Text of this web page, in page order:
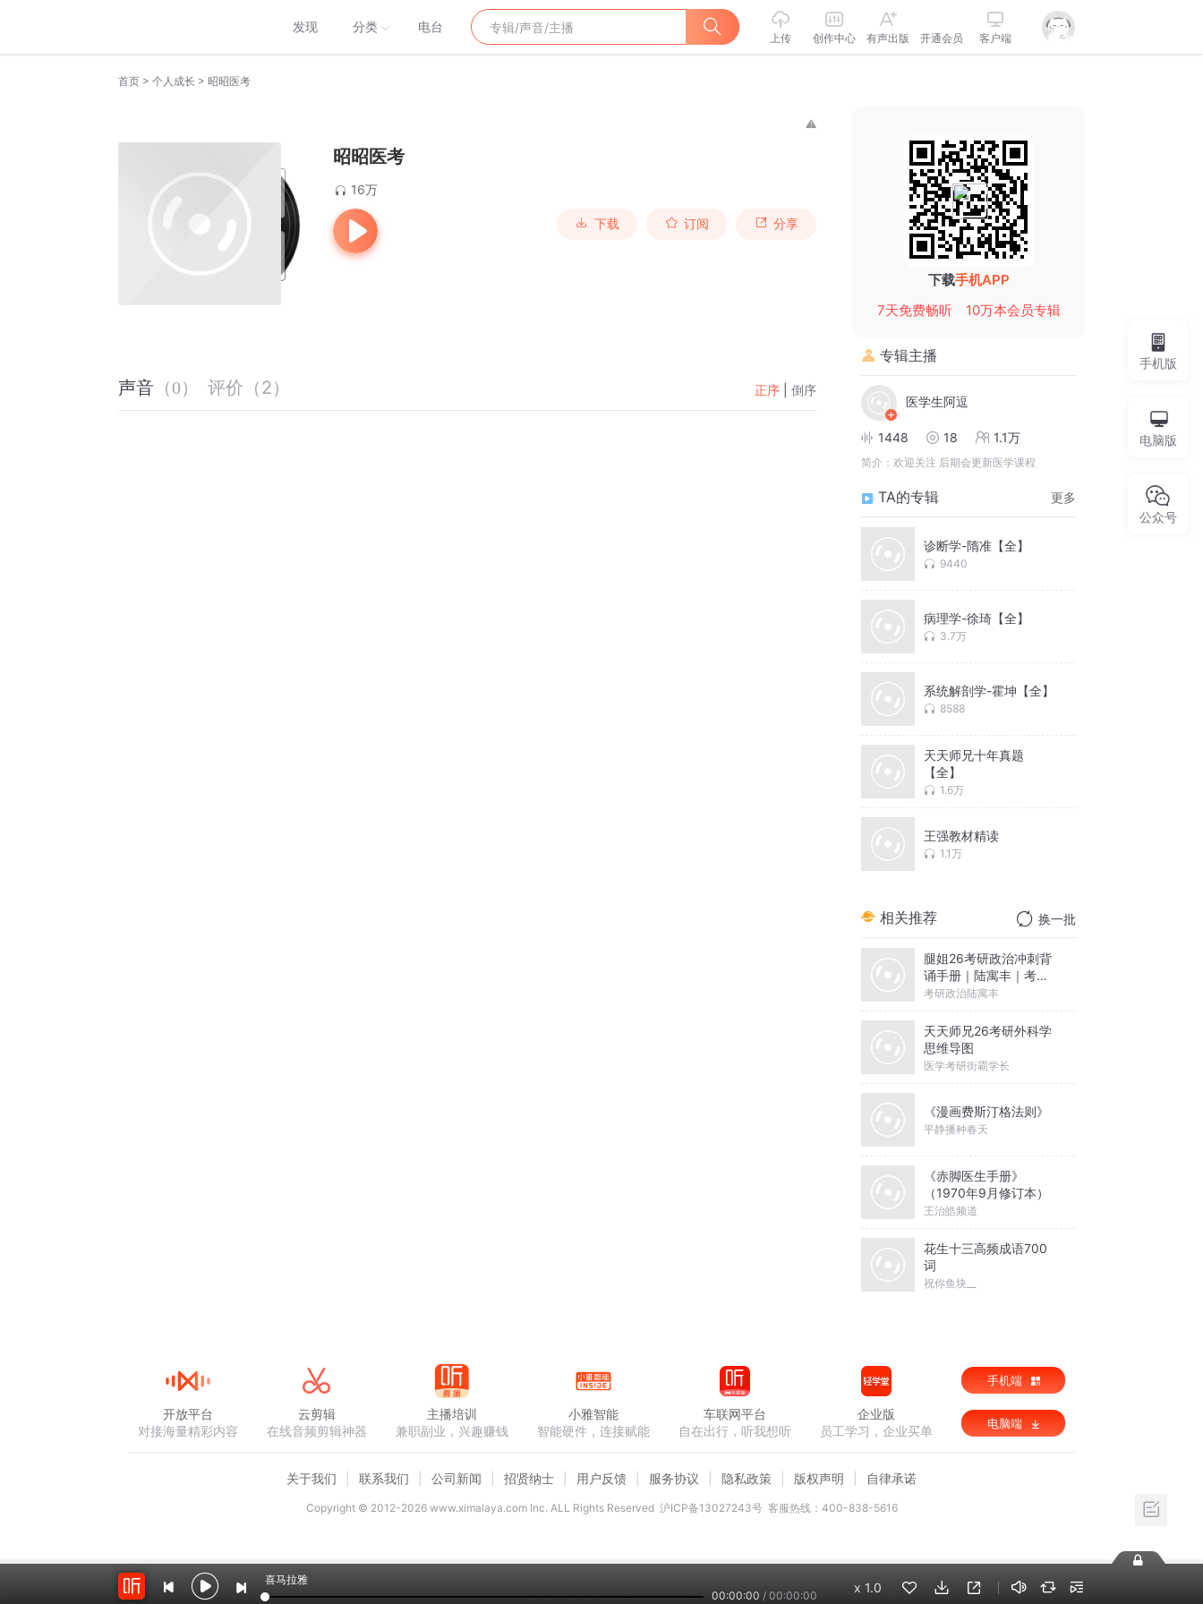
发现 分类 电台
上传 创作中心 有声出版 开通会员 客户端
首页 > 个人成长 > 昭昭医考
昭昭医考
16万
下载 订阅 分享
声音 （0） 评价 （2） 正序 倒序
下载手机APP
7天免费畅听
10万本会员专辑
专辑主播
医学生阿逗
1448 18 1.1万
简介： 欢迎关注 后期会更新医学课程
TA的专辑 更多
诊断学-隋准【全】
9440
病理学-徐琦【全】
3.7万
系统解剖学-霍坤【全】
8588
天天师兄十年真题
【全】
1.6万
王强教材精读
1.1万
相关推荐 换一批
腿姐26考研政治冲刺背
诵手册｜陆寓丰｜考点
带背
考研政治陆寓丰
天天师兄26考研外科学
思维导图
医学考研街霸学长
《漫画费斯汀格法则》
平静播种春天
《赤脚医生手册》
（1970年9月修订本）
王治皓频道
花生十三高频成语700
词
祝你鱼块__
手机版
电脑版
公众号
喜马拉雅
00:00:00 / 00:00:00
x 1.0
开放平台
对接海量精彩内容
云剪辑
在线音频剪辑神器
主播培训
兼职副业，兴趣赚钱
小雅智能
智能硬件，连接赋能
车联网平台
自在出行，听我想听
企业版
员工学习，企业买单
手机端
电脑端
关于我们 联系我们 公司新闻 招贤纳士 用户反馈 服务协议 隐私政策 版权声明 自律承诺
Copyright © 2012-2026www.ximalaya.com lnc. ALL Rights Reserved 沪ICP备13027243号 客服热线：400-838-5616